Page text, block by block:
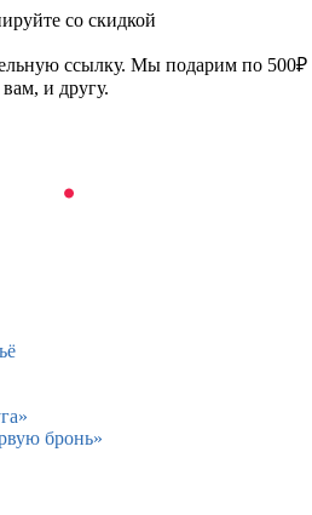
со скидкой
ссылку. Мы подарим по 500₽
и другу.
бронь»